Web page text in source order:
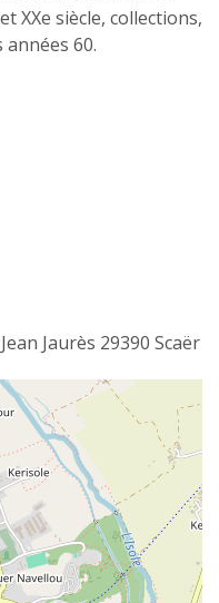
XXe siècle, collections,
60.
Jaurès 29390 Scaër